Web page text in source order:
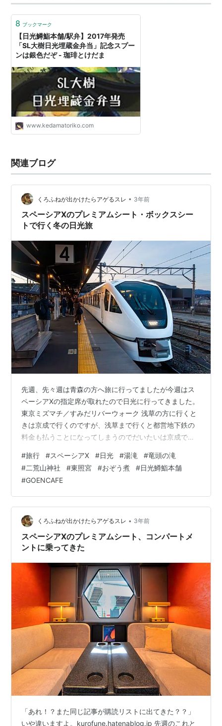
8 ブックマーク
【日光鱒鮨本舗/駅弁】2017年発売
「SL大樹日光埋蔵金弁当」記念スプー
ンは銀色だぞ - 珈琲とけだま
www.kedamatoriko.com
関連ブログ
くろふねが出かけたらアゲるスレ • 3年前
スペーシアXのプレミアムシート・ボックスシー
トで行く冬の日光旅
先週、先々週は青森の方へ旅に行ってましたが今週はス
ペーシアXの指定席が取れたので日光に行ってきました。
東京ミズマチ／すみだリバーウォーク 浅草の方に行くと
きは京成で行くのですが、浅草まで行くと都営地下鉄の
料金も払うことになってしまうのでだいたいは京成での
ウォークを歩いていくことが多いです。押上－浅草間は
地下鉄2駅分あるのですが、東京ミズマチ／すみだリバー
ウォークを歩いても20分程度なんですよね。 注意点はす
みだリバーウォークは7時～22時だけ通れるので早朝は橋
渡れないんですよ。 橋を渡る場合は7時以降に通る感じ
で行きましょう。 ※ちょっと逸れ…
#旅行 #スペーシアX #日光 #湯滝 #竜頭の滝
#二荒山神社 #東照宮 #おぞう煮 #日光鱒鮨本舗
#GOENCAFE
くろふねが出かけたらアゲるスレ • 3年前
スペーシアXのプレミアムシート、コンパートメ
ントに乗ってきた
「あれ！？また同じ記事が購読リストに出てきた？？」
いや違いますよ。kurofune.hatenablog.jp 先週のこれと